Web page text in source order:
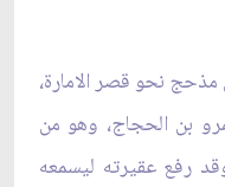
مذحج نحو قصر الامارة،
بن الحجاج، وهو من
رفع عقيرته ليسمعه